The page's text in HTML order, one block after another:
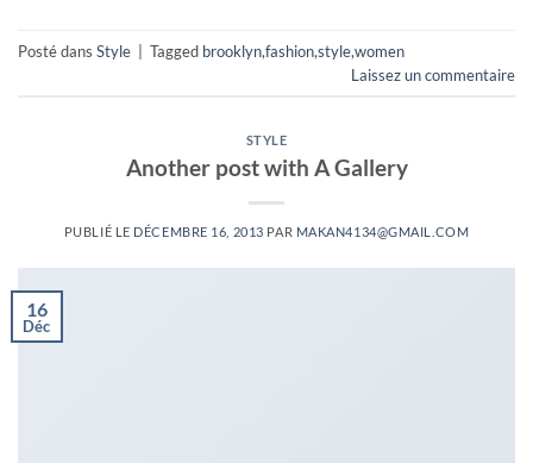
Posté dans Style Tagged brooklyn,fashion,style,women
Laissez un commentaire
STYLE
Another post with A Gallery
PUBLIÉ LE DÉCEMBRE 16, 2013 PAR MAKAN4134@GMAIL.COM
16
Déc